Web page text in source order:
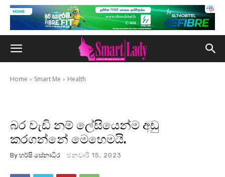
Home Smart Me Health
බර වැඩි නම් ලේසියෙන්ම අඩු
කරගන්නේ මෙහෙමයි.
By හර්ෂි සේනාධීර ජනවාරි 15, 2023